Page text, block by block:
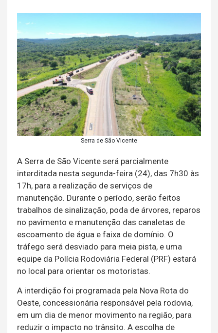
Serra de São Vicente
A Serra de São Vicente será parcialmente
interditada nesta segunda-feira (24), das 7h30 às
17h, para a realização de serviços de
manutenção. Durante o período, serão feitos
trabalhos de sinalização, poda de árvores, reparos
no pavimento e manutenção das canaletas de
escoamento de água e faixa de domínio. O
tráfego será desviado para meia pista, e uma
equipe da Polícia Rodoviária Federal (PRF) estará
no local para orientar os motoristas.
A interdição foi programada pela Nova Rota do
Oeste, concessionária responsável pela rodovia,
em um dia de menor movimento na região, para
reduzir o impacto no trânsito. A escolha de